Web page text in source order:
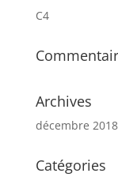
C4
Archives
décembre 2018
Catégories